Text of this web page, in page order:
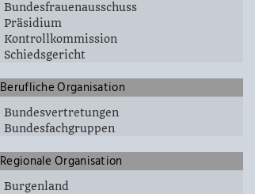
Bundesfrauenausschuss
Präsidium
Kontrollkommission
Schiedsgericht
Berufliche Organisation
Bundesvertretungen
Bundesfachgruppen
Regionale Organisation
Burgenland